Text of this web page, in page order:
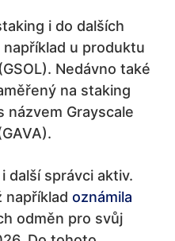
i do dalších
u produktu
Nedávno také
na staking
názvem Grayscale
další správci aktiv.
například oznámila
odměn pro svůj